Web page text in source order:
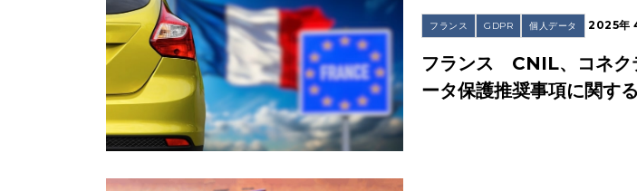
フランス GDPR 個人データ 2025年
フランス CNIL、コネク
ータ保護推奨事項に関す